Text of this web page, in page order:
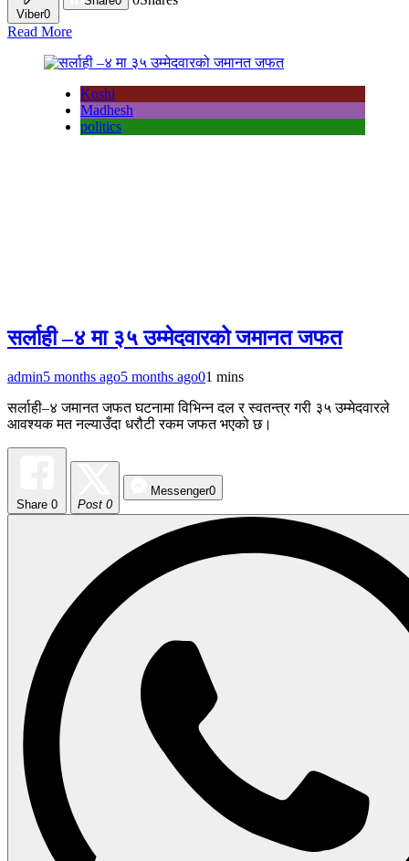
Viber0
Read More
Koshi
Madhesh
politics
सर्लाही –४ मा ३५ उम्मेदवारको जमानत जफत
admin5 months ago5 months ago01 mins
सर्लाही–४ जमानत जफत घटनामा विभिन्न दल र स्वतन्त्र गरी ३५ उम्मेदवारले
आवश्यक मत नल्याउँदा धरौटी रकम जफत भएको छ।
Share 0 Post 0
Messenger0